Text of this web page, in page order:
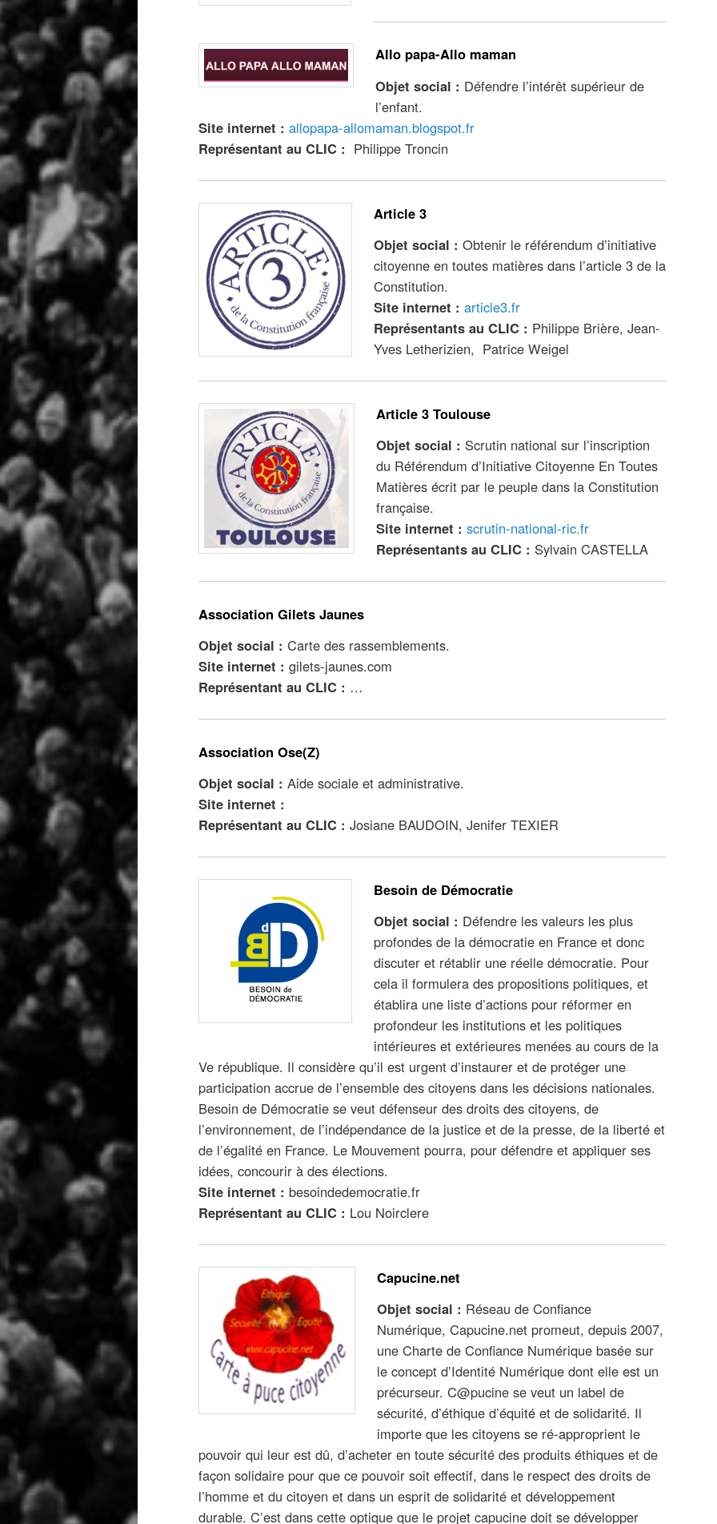
Allo papa-Allo maman
Objet social : Défendre l’intérêt supérieur de
l’enfant.
Site internet : allopapa-allomaman.blogspot.fr
Représentant au CLIC : Philippe Troncin
Article 3
Objet social : Obtenir le référendum d’initiative
citoyenne en toutes matières dans l’article 3 de la
Constitution.
Site internet : article3.fr
Représentants au CLIC : Philippe Brière, Jean-
Yves Letherizien, Patrice Weigel
Article 3 Toulouse
Objet social : Scrutin national sur l’inscription
du Référendum d’Initiative Citoyenne En Toutes
Matières écrit par le peuple dans la Constitution
française.
Site internet : scrutin-national-ric.fr
Représentants au CLIC : Sylvain CASTELLA
Association Gilets Jaunes
Objet social : Carte des rassemblements.
Site internet : gilets-jaunes.com
Représentant au CLIC : …
Association Ose(Z)
Objet social : Aide sociale et administrative.
Site internet :
Représentant au CLIC : Josiane BAUDOIN, Jenifer TEXIER
Besoin de Démocratie
Objet social : Défendre les valeurs les plus
profondes de la démocratie en France et donc
discuter et rétablir une réelle démocratie. Pour
cela il formulera des propositions politiques, et
établira une liste d’actions pour réformer en
profondeur les institutions et les politiques
intérieures et extérieures menées au cours de la
Ve république. Il considère qu’il est urgent d’instaurer et de protéger une
participation accrue de l’ensemble des citoyens dans les décisions nationales.
Besoin de Démocratie se veut défenseur des droits des citoyens, de
l’environnement, de l’indépendance de la justice et de la presse, de la liberté et
de l’égalité en France. Le Mouvement pourra, pour défendre et appliquer ses
idées, concourir à des élections.
Site internet : besoindedemocratie.fr
Représentant au CLIC : Lou Noirclere
Capucine.net
Objet social : Réseau de Confiance
Numérique, Capucine.net promeut, depuis 2007,
une Charte de Confiance Numérique basée sur
le concept d’Identité Numérique dont elle est un
précurseur. C@pucine se veut un label de
sécurité, d’éthique d’équité et de solidarité. Il
importe que les citoyens se ré-approprient le
pouvoir qui leur est dû, d’acheter en toute sécurité des produits éthiques et de
façon solidaire pour que ce pouvoir soit effectif, dans le respect des droits de
l’homme et du citoyen et dans un esprit de solidarité et développement
durable. C’est dans cette optique que le projet capucine doit se développer